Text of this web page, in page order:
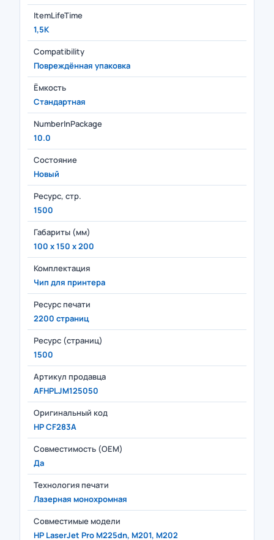
ItemLifeTime
1,5K
Compatibility
Повреждённая упаковка
Ёмкость
Стандартная
NumberInPackage
10.0
Состояние
Новый
Ресурс, стр.
1500
Габариты (мм)
100 x 150 x 200
Комплектация
Чип для принтера
Ресурс печати
2200 страниц
Ресурс (страниц)
1500
Артикул продавца
AFHPLJM125050
Оригинальный код
HP CF283A
Совместимость (OEM)
Да
Технология печати
Лазерная монохромная
Совместимые модели
HP LaserJet Pro M225dn, M201, M202